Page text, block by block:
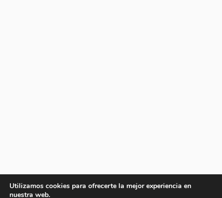
Utilizamos cookies para ofrecerte la mejor experiencia en
nuestra web.